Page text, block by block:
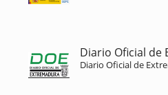
Diario Oficial de
Diario Oficial de